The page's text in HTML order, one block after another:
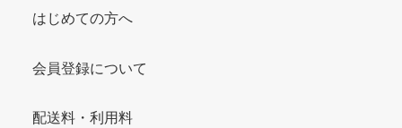
はじめての方へ
会員登録について
配送料・利用料